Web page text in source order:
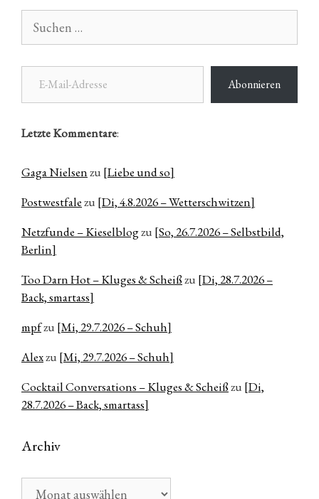
nach:
E-Mail-Adresse
Abonnieren
Letzte Kommentare:
Gaga Nielsenzu [Liebe und so]
Postwestfalezu [Di, 4.8.2026 – Wetterschwitzen]
Netzfunde – Kieselblogzu [So, 26.7.2026 – Selbstbild,
Berlin]
Too Darn Hot – Kluges & Scheißzu [Di, 28.7.2026 –
Back, smartass]
mpfzu [Mi, 29.7.2026 – Schuh]
Alexzu [Mi, 29.7.2026 – Schuh]
Cocktail Conversations – Kluges & Scheißzu [Di,
28.7.2026 – Back, smartass]
Archiv